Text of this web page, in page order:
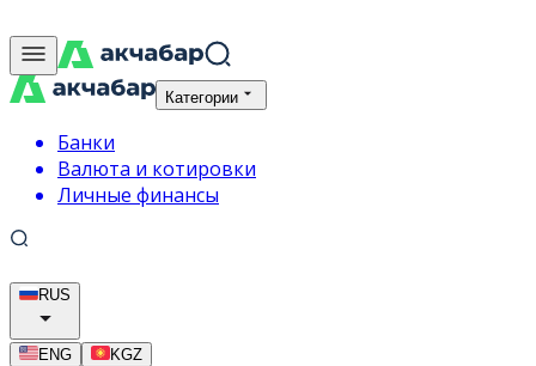
Категории
Банки
Валюта и котировки
Личные финансы
RUS
ENG
KGZ